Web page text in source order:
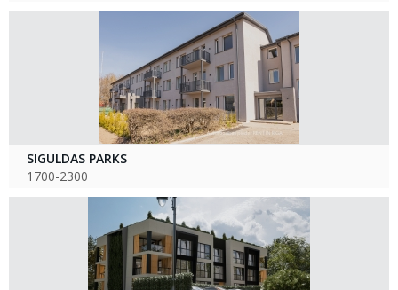
SIGULDAS PARKS
1700-2300